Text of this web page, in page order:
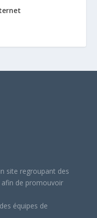
site regroupant des
de promouvoir
équipes de